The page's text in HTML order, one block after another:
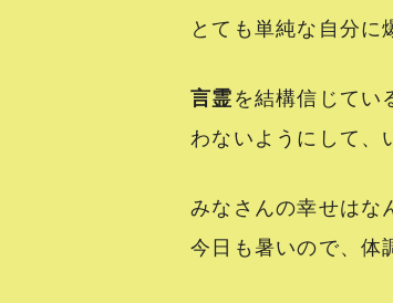
とても単純な自分
言霊を結構信じてい
わないようにして、
みなさんの幸せはな
今日も暑いので、体